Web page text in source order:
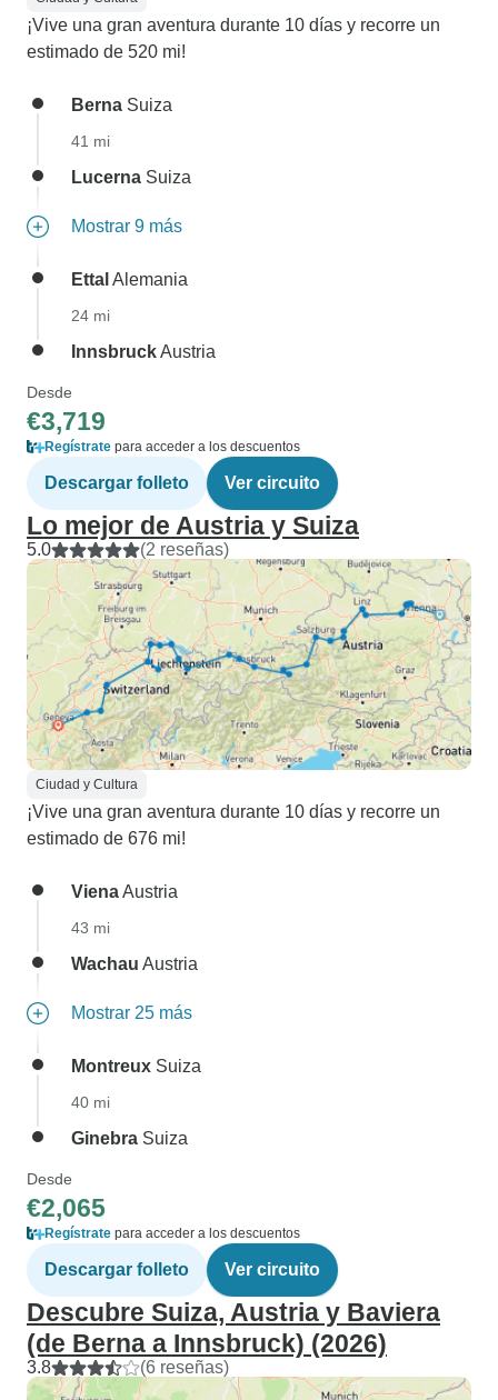
¡Vive una gran aventura durante 10 días y recorre un
estimado de 520 mi!
Berna Suiza
41 mi
Lucerna Suiza
Mostrar 9 más
Ettal Alemania
24 mi
InnsbruckAustria
Desde
€3,719
Regístrate para acceder a los descuentos
Descargar folleto Ver circuito
Lo mejor de Austria y Suiza
5.0 (2 reseñas)
Ciudad y Cultura
¡Vive una gran aventura durante 10 días y recorre un
estimado de 676 mi!
VienaAustria
43 mi
Wachau Austria
Mostrar 25 más
Montreux Suiza
40 mi
Ginebra Suiza
Desde
€2,065
Regístrate para acceder a los descuentos
Descargar folleto Ver circuito
Descubre Suiza, Austria y Baviera
(de Berna a Innsbruck) (2026)
3.8 (6 reseñas)